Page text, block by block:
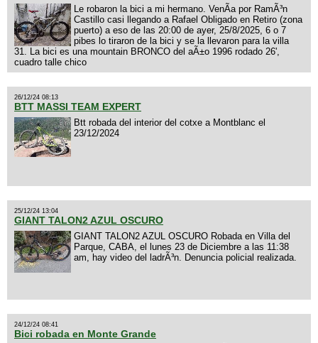
Le robaron la bici a mi hermano. VenÃ­a por RamÃ³n
Castillo casi llegando a Rafael Obligado en Retiro (zona
puerto) a eso de las 20:00 de ayer, 25/8/2025, 6 o 7
pibes lo tiraron de la bici y se la llevaron para la villa
31. La bici es una mountain BRONCO del aÃ±o 1996 rodado 26',
cuadro talle chico
26/12/24 08:13
BTT MASSI TEAM EXPERT
Btt robada del interior del cotxe a Montblanc el
23/12/2024
25/12/24 13:04
GIANT TALON2 AZUL OSCURO
GIANT TALON2 AZUL OSCURO Robada en Villa del
Parque, CABA, el lunes 23 de Diciembre a las 11:38
am, hay video del ladrÃ³n. Denuncia policial realizada.
24/12/24 08:41
Bici robada en Monte Grande